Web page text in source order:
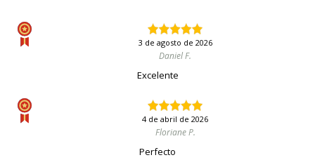
3 de agosto de 2026
Daniel F.
Excelente
4 de abril de 2026
Floriane P.
Perfecto